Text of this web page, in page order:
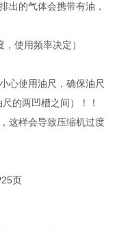
出的气体会携带有油，
使用频率决定）
心使用油尺，确保油尺
的两凹槽之间）！！
这样会导致压缩机过度
页